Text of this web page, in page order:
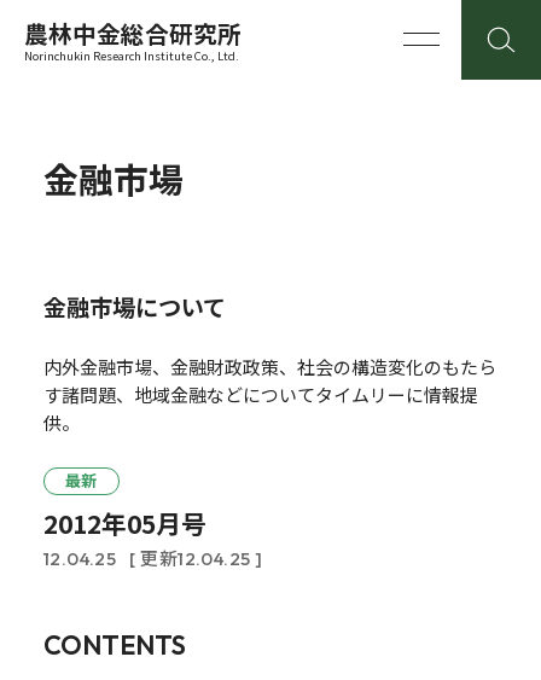
農林中金総合研究所
Norinchukin Research Institute Co., Ltd.
金融市場
金融市場について
内外金融市場、金融財政政策、社会の構造変化のもたら
す諸問題、地域金融などについてタイムリーに情報提
供。
最新
2012年05月号
12.04.25 [ 更新12.04.25 ]
CONTENTS